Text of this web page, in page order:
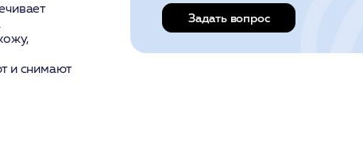
и снимают
Задать вопрос